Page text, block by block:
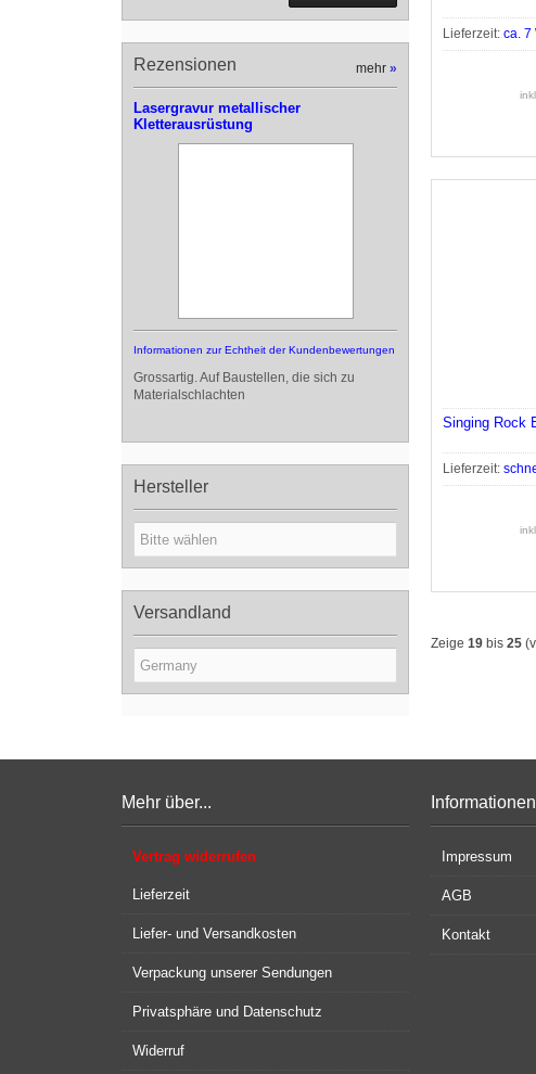
Lieferzeit: ca. 7
Singing Rock
Lieferzeit:
Zeige 19 bis 25
Rezensionen mehr »
Lasergravur metallischer
Kletterausrüstung
Informationen zur Echtheit der Kundenbewertungen
Grossartig. Auf Baustellen, die sich zu
Materialschlachten
Hersteller
Versandland
Mehr über...
Vertrag widerrufen
Lieferzeit
Liefer- und Versandkosten
Verpackung unserer Sendungen
Privatsphäre und Datenschutz
Widerruf
Informationen
Impressum
AGB
Kontakt